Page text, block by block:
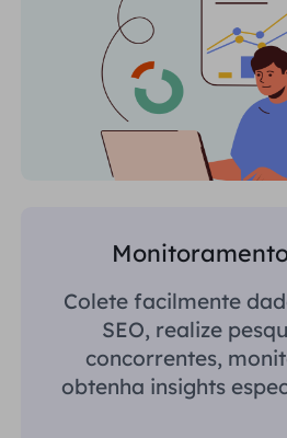
Colete facilmente
SEO, realize
concorrentes,
obtenha insights